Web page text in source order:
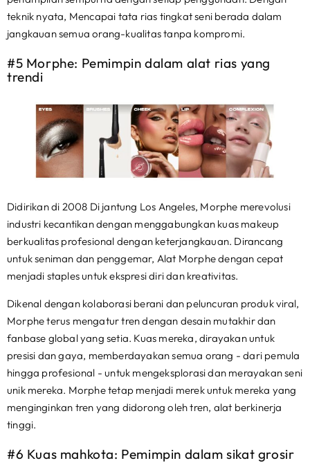
teknik nyata, Mencapai tata rias tingkat seni berada dalam
jangkauan semua orang-kualitas tanpa kompromi.
#5 Morphe: Pemimpin dalam alat rias yang
trendi
Didirikan di 2008 Di jantung Los Angeles, Morphe merevolusi
industri kecantikan dengan menggabungkan kuas makeup
berkualitas profesional dengan keterjangkauan. Dirancang
untuk seniman dan penggemar, Alat Morphe dengan cepat
menjadi staples untuk ekspresi diri dan kreativitas.
Dikenal dengan kolaborasi berani dan peluncuran produk viral,
Morphe terus mengatur tren dengan desain mutakhir dan
fanbase global yang setia. Kuas mereka, dirayakan untuk
presisi dan gaya, memberdayakan semua orang - dari pemula
hingga profesional - untuk mengeksplorasi dan merayakan seni
unik mereka. Morphe tetap menjadi merek untuk mereka yang
menginginkan tren yang didorong oleh tren, alat berkinerja
tinggi.
#6 Kuas mahkota: Pemimpin dalam sikat grosir